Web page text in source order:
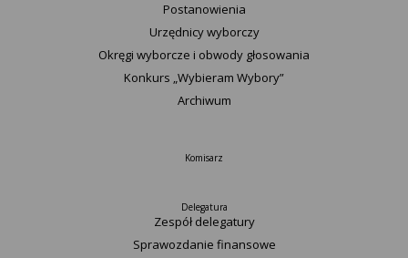
Postanowienia
Urzędnicy wyborczy
Okręgi wyborcze i obwody głosowania
Konkurs „Wybieram Wybory”
Archiwum
Komisarz
Delegatura
Zespół delegatury
Sprawozdanie finansowe